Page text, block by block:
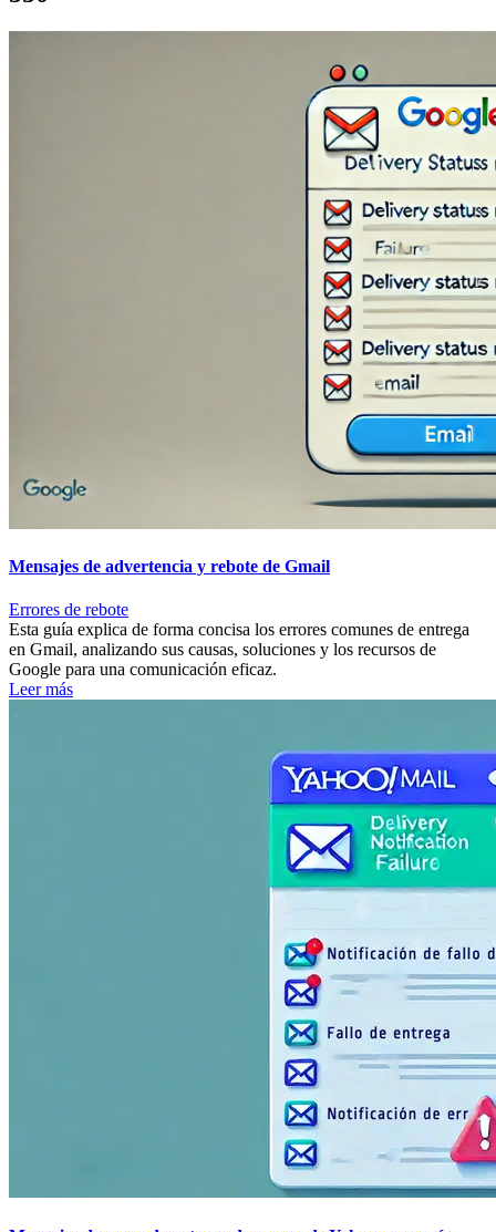
Mensajes de advertencia y rebote de Gmail
Errores de rebote
Esta guía explica de forma concisa los errores comunes de entrega
en Gmail, analizando sus causas, soluciones y los recursos de
Google para una comunicación eficaz.
Leer más